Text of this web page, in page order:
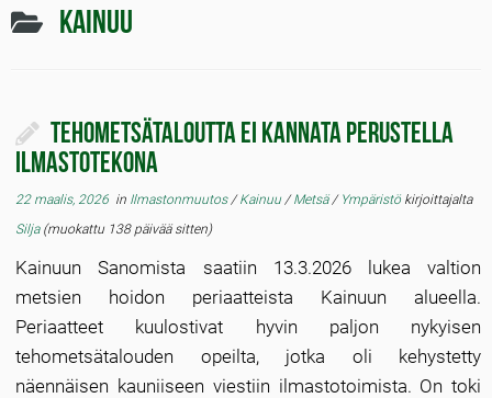
Kainuu
Tehometsätaloutta ei kannata perustella
ilmastotekona
22 maalis, 2026 in Ilmastonmuutos/Kainuu/Metsä/ Ympäristö kirjoittajalta
Silja(muokattu 138 päivää sitten)
Kainuun Sanomista saatiin 13.3.2026 lukea valtion
metsien hoidon periaatteista Kainuun alueella.
Periaatteet kuulostivat hyvin paljon nykyisen
tehometsätalouden opeilta, jotka oli kehystetty
näennäisen kauniiseen viestiin ilmastotoimista. On toki